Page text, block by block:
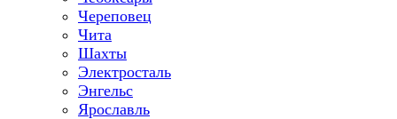
Череповец
Чита
Шахты
Электросталь
Энгельс
Ярославль